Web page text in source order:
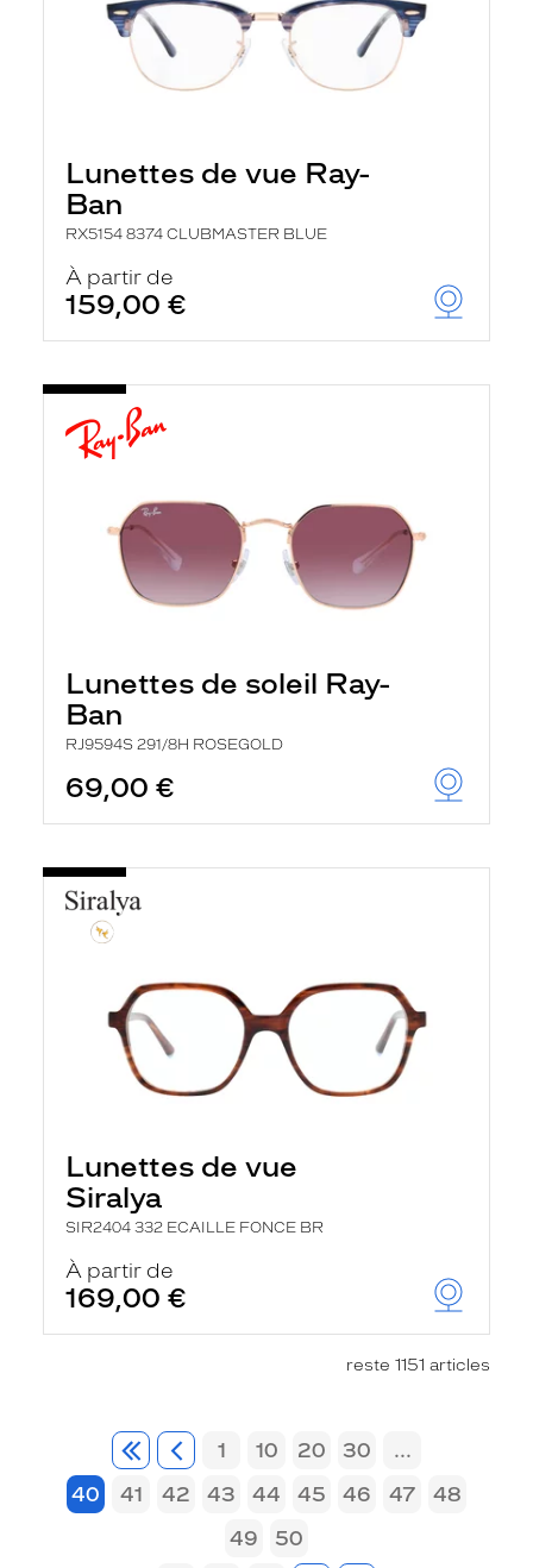
Lunettes de vue Ray-
Ban
RX5154 8374 CLUBMASTER BLUE
À partir de
159,00 €
Lunettes de soleil Ray-
Ban
RJ9594S 291/8H ROSEGOLD
69,00 €
Lunettes de vue
Siralya
SIR2404 332 ECAILLE FONCE BR
À partir de
169,00 €
reste 1151 articles
1 10 20 30
...
40
41 42 43 44 45 46 47
48
49
50